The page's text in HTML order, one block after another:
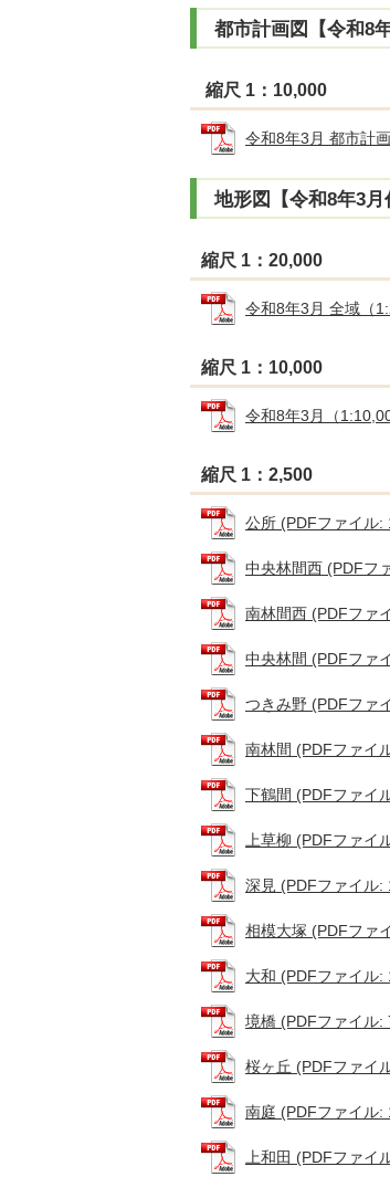
都市計画図【令和8
縮尺 1：10,000
令和8年3月 都市計
地形図【令和8年3月
縮尺 1：20,000
令和8年3月 全域（
縮尺 1：10,000
令和8年3月（
縮尺 1：2,500
公所 (PDFファイル:
中央林間西 (PDFフ
南林間西 (PDFファ
中央林間 (PDFファ
つきみ野 (PDFファ
南林間 (PDFファイ
下鶴間 (PDFファイ
上草柳 (PDFファイ
深見 (PDFファイル:
相模大塚 (PDFファ
大和 (PDFファイル:
境橋 (PDFファイル:
桜ヶ丘 (PDFファイ
南庭 (PDFファイル:
上和田 (PDFファイ